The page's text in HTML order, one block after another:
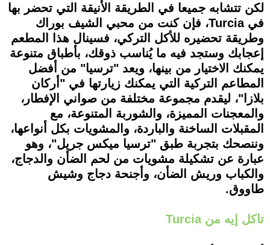
لكن تتشابه جميعا في الطريقة الأنيقة التي تحضر بها
في Turcia، فإن كنت من محبي الشيف بوراك
وطريقة تحضيره للأكل التركي، فسينال هذا المطعم
إعجابك وستجد فيه ما يُناسب ذوقك، بأطباق متنوعة
يمكنك الاختيار من بينها، ويعد "ترسيا" من أفضل
المطاعم التركية التي يمكنك زيارتها في "أركان
بلازا"، ليقدم مجموعة مختلفة من صواني الإفطار،
والمعجنات المميزة، والشوربة المتنوعة، مع
المقبلات الساخنة والباردة، والمشويات بكل أنواعها،
وننصحك بتجربة طبق "ترسيا ميكس جريل"، وهو
عبارة عن تشكيلة مشويات من لحم الضأن والدجاج،
والكباب وريش الضأن، وأجنحة دجاج وشيش
طاووق.
تاكل إيه من Turcia